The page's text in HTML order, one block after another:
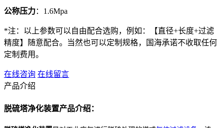
公称压力：1.6Mpa
*注：以上参数可以自由配合选购，例如：【直径+长度+过滤
精度】随意配合。当然也可以定制规格，国海承诺不收取任何
定制费用。
在线咨询 在线留言
产品介绍
脱硫塔净化装置产品介绍：